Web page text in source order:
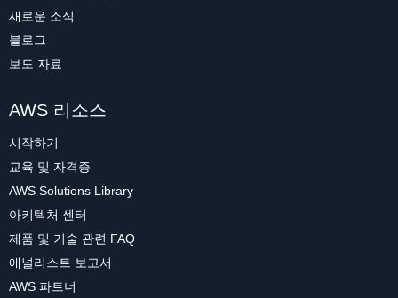
새로운 소식
블로그
보도 자료
AWS 리소스
시작하기
교육 및 자격증
AWS Solutions Library
아키텍처 센터
제품 및 기술 관련 FAQ
애널리스트 보고서
AWS 파트너